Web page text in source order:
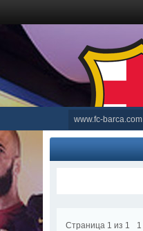
www.fc-barca.com
Страница 1 из 1
1